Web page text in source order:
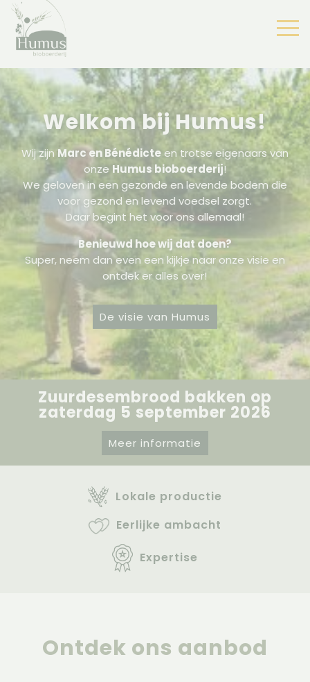
Welkom bij Humus!
Wij zijn Marc en Bénédicteen trotse eigenaars van
onze Humus bioboerderij!
We geloven in een gezonde en levende bodem die
voor gezond en levend voedsel zorgt.
Daar begint het voor ons allemaal!
Benieuwd hoe wij dat doen?
Super, neem dan even een kijkje naar onze visie en
ontdek er alles over!
De visie van Humus
Zuurdesembrood bakken op
zaterdag 5 september 2026
Meer informatie
Lokale productie
Eerlijke ambacht
Expertise
Ontdek ons aanbod